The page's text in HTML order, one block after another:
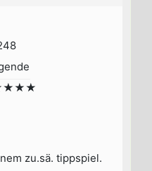
zu.sä. tippspiel.